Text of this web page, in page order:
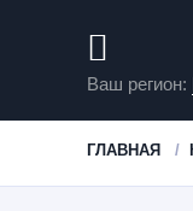
Ваш регион:
ГЛАВНАЯ